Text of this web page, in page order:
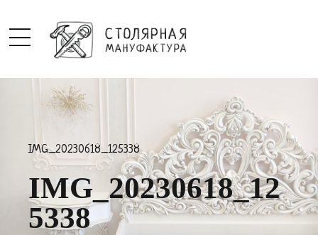
IMG_20230618_125338
IMG_20230618_12
5338